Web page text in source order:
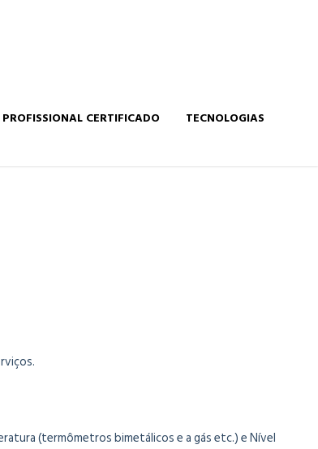
PROFISSIONAL CERTIFICADO
TECNOLOGIAS
(termômetros bimetálicos e a gás etc.) e Nível